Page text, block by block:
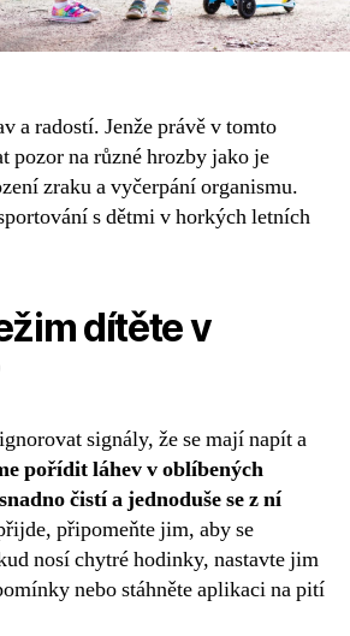
a radostí. Jenže právě v tomto
pozor na různé hrozby jako je
zraku a vyčerpání organismu.
s dětmi v horkých letních
dítěte v
signály, že se mají napít a
pořídit láhev v oblíbených
čistí a jednoduše se z ní
připomeňte jim, aby se
nosí chytré hodinky, nastavte jim
nebo stáhněte aplikaci na pití